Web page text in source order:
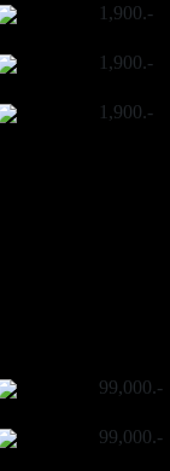
1,900.-
1,900.-
1,900.-
99,000.-
99,000.-